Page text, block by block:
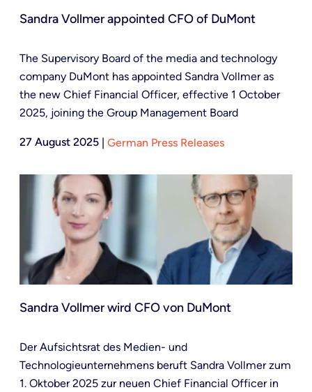
Sandra Vollmer appointed CFO of DuMont
The Supervisory Board of the media and technology
company DuMont has appointed Sandra Vollmer as
the new Chief Financial Officer, effective 1 October
2025, joining the Group Management Board
27 August 2025 | German Press Releases
Sandra Vollmer wird CFO von DuMont
Der Aufsichtsrat des Medien- und
Technologieunternehmens beruft Sandra Vollmer zum
1. Oktober 2025 zur neuen Chief Financial Officer in